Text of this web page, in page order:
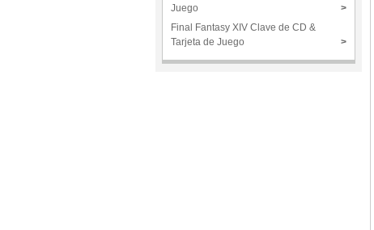
Juego
>
Final Fantasy XIV Clave de CD &
Tarjeta de Juego
>